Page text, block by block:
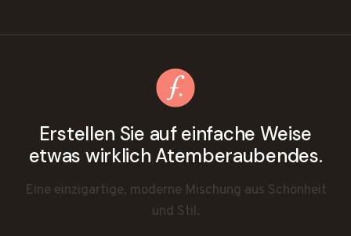
Erstellen Sie auf einfache Weise
etwas wirklich Atemberaubendes.
Eine einzigartige, moderne Mischung aus Schönheit
und Stil.